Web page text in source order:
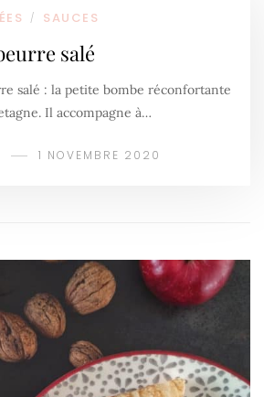
/ SAUCES
salé
salé : la petite bombe réconfortante
Il accompagne à…
1 NOVEMBRE 2020